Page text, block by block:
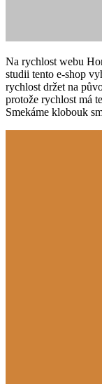
Na rychlost webu
studii tento e-shop
rychlost držet na
protože rychlost má
Smekáme klobouk